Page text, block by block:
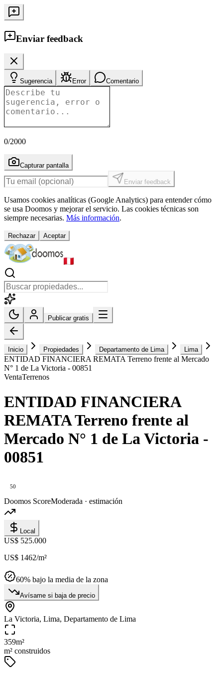
Enviar feedback
Sugerencia Error Comentario
0/2000
Capturar pantalla
Enviar feedback
Usamos cookies analíticas (Google Analytics) para entender cómo
se usa Doomos y mejorar el servicio. Las cookies técnicas son
siempre necesarias. Más información.
Rechazar Aceptar
Publicar gratis
Inicio Propiedades Departamento de Lima Lima
ENTIDAD FINANCIERA REMATA Terreno frente al Mercado
N° 1 de La Victoria - 00851
VentaTerrenos
ENTIDAD FINANCIERA
REMATA Terreno frente al
Mercado N° 1 de La Victoria -
00851
50
Doomos ScoreModerada · estimación
Local
US$ 525.000
US$ 1462/m²
60% bajo la media de la zona
Avísame si baja de precio
La Victoria, Lima, Departamento de Lima
359m²
m² construidos